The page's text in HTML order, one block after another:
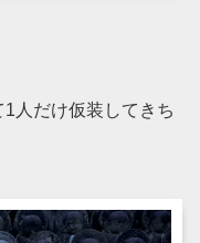
人だけ仮装してきち